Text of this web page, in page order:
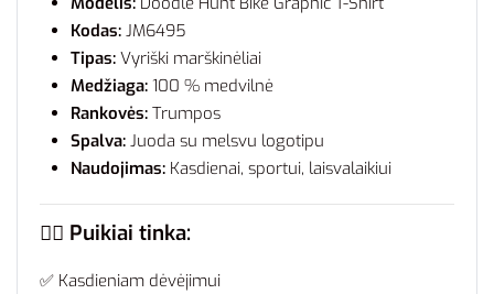
Kodas: JM6495
Tipas: Vyriški marškinėliai
Medžiaga: 100 % medvilnė
Rankovės: Trumpos
Spalva: Juoda su melsvu logotipu
Naudojimas: Kasdienai, sportui, laisvalaikiui
🏃‍♂️ Puikiai tinka:
✅ Kasdieniam dėvėjimui